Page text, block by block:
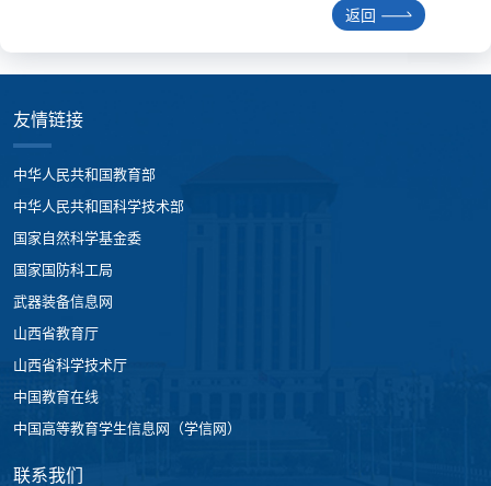
返回
友情链接
中华人民共和国教育部
中华人民共和国科学技术部
国家自然科学基金委
国家国防科工局
武器装备信息网
山西省教育厅
山西省科学技术厅
中国教育在线
中国高等教育学生信息网（学信网）
联系我们